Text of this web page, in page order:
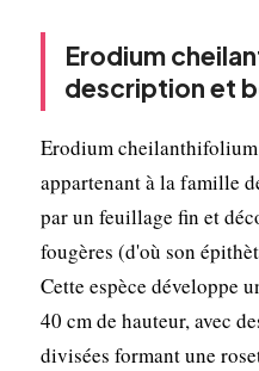
Erodium
description et
Erodium
appartenant à la famille
par un feuillage fin et
fougères (d'où son
Cette espèce développe
40 cm de hauteur, avec
divisées formant une